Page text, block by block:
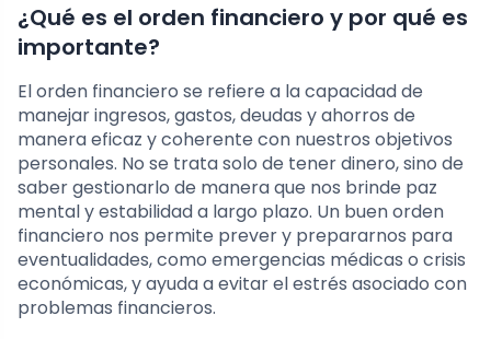
¿Qué es el orden financiero y por qué es
importante?
El orden financiero se refiere a la capacidad de
manejar ingresos, gastos, deudas y ahorros de
manera eficaz y coherente con nuestros objetivos
personales. No se trata solo de tener dinero, sino de
saber gestionarlo de manera que nos brinde paz
mental y estabilidad a largo plazo. Un buen orden
financiero nos permite prever y prepararnos para
eventualidades, como emergencias médicas o crisis
económicas, y ayuda a evitar el estrés asociado con
problemas financieros.